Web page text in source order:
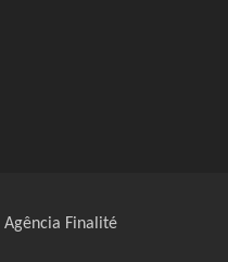
Agência Finalité